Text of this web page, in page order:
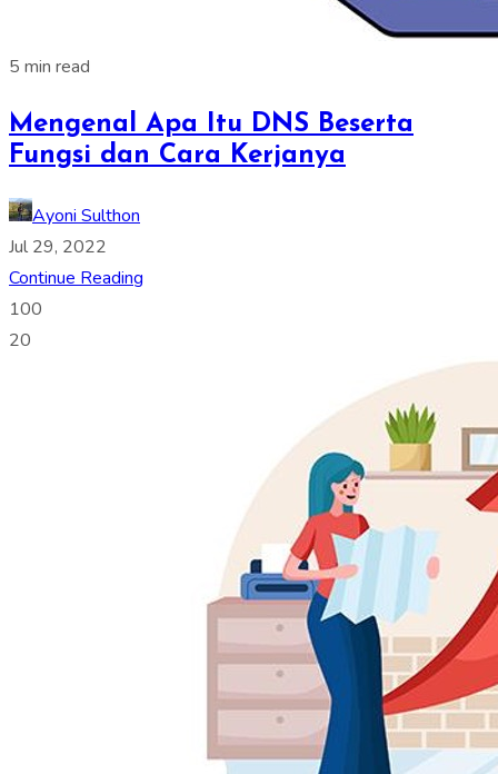
5 min read
Mengenal Apa Itu DNS Beserta
Fungsi dan Cara Kerjanya
Ayoni Sulthon
Jul 29, 2022
Continue Reading
100
20